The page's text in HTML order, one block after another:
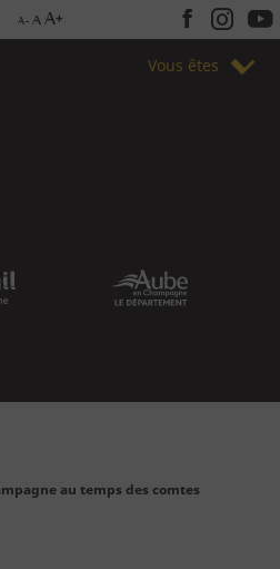
A-AA+
Réseaux
sociaux
Vous êtes
au temps des comtes